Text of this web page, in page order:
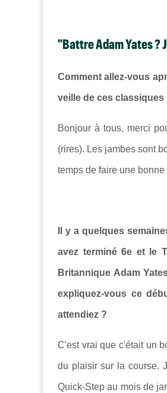
"Battre Adam Yates ?
Comment allez-vous
veille de ces classiques
Bonjour à tous, merci
(rires). Les jambes sont
temps de faire une
Il y a quelques
avez terminé 6e et le
Britannique Adam
expliquez-vous ce
attendiez ?
C'est vrai que c'était un
du plaisir sur la course.
Quick-Step au mois de